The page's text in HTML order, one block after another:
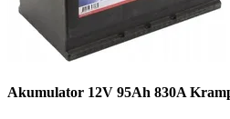
Akumulator 12V 95Ah 830A